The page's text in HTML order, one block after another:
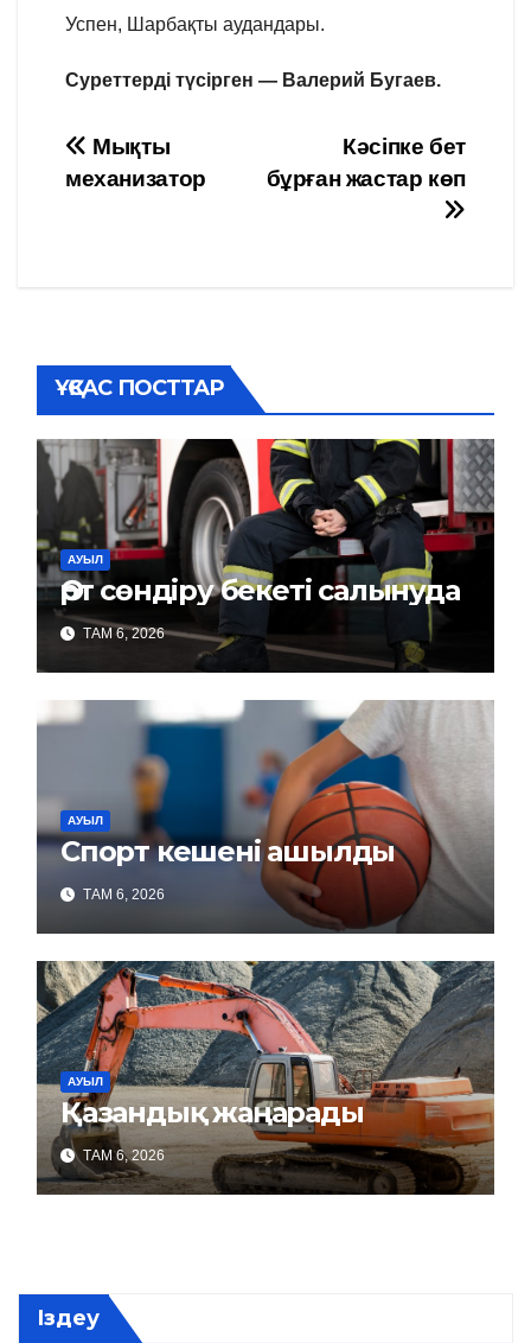
Успен, Шарбақты аудандары.
Суреттерді түсірген — Валерий Бугаев.
Навигация
Кәсіпке бет
бұрған жастар көп
Мықты
механизатор
ҰҚСАС ПОСТТАР
АУЫЛ
Өрт сөндіру бекеті салынуда
ТАМ 6, 2026
АУЫЛ
Спорт кешені ашылды
ТАМ 6, 2026
АУЫЛ
Қазандық жаңарады
ТАМ 6, 2026
Іздеу